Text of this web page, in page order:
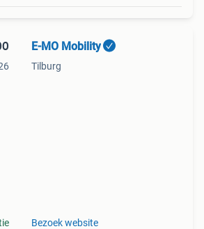
E-MO Mobility
Tilburg
Bezoek website